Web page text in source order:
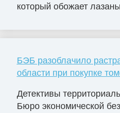
который обожает
БЭБ разоблачило
области при покупке
Детективы
Бюро экономической